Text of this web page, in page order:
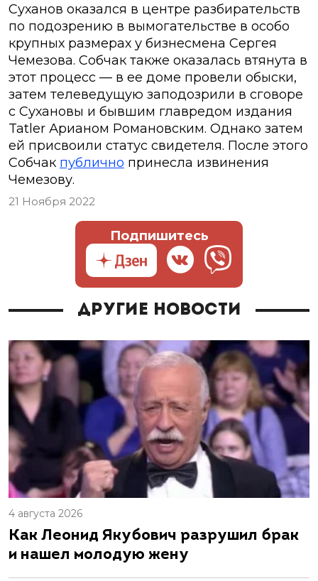
Суханов оказался в центре разбирательств
по подозрению в вымогательстве в особо
крупных размерах у бизнесмена Сергея
Чемезова. Собчак также оказалась втянута в
этот процесс — в ее доме провели обыски,
затем телеведущую заподозрили в сговоре
с Сухановы и бывшим главредом издания
Tatler Арианом Романовским. Однако затем
ей присвоили статус свидетеля. После этого
Собчак публично принесла извинения
Чемезову.
21 Ноября 2022
Подпишитесь
Другие новости
4 августа 2026
Как Леонид Якубович разрушил брак
и нашел молодую жену